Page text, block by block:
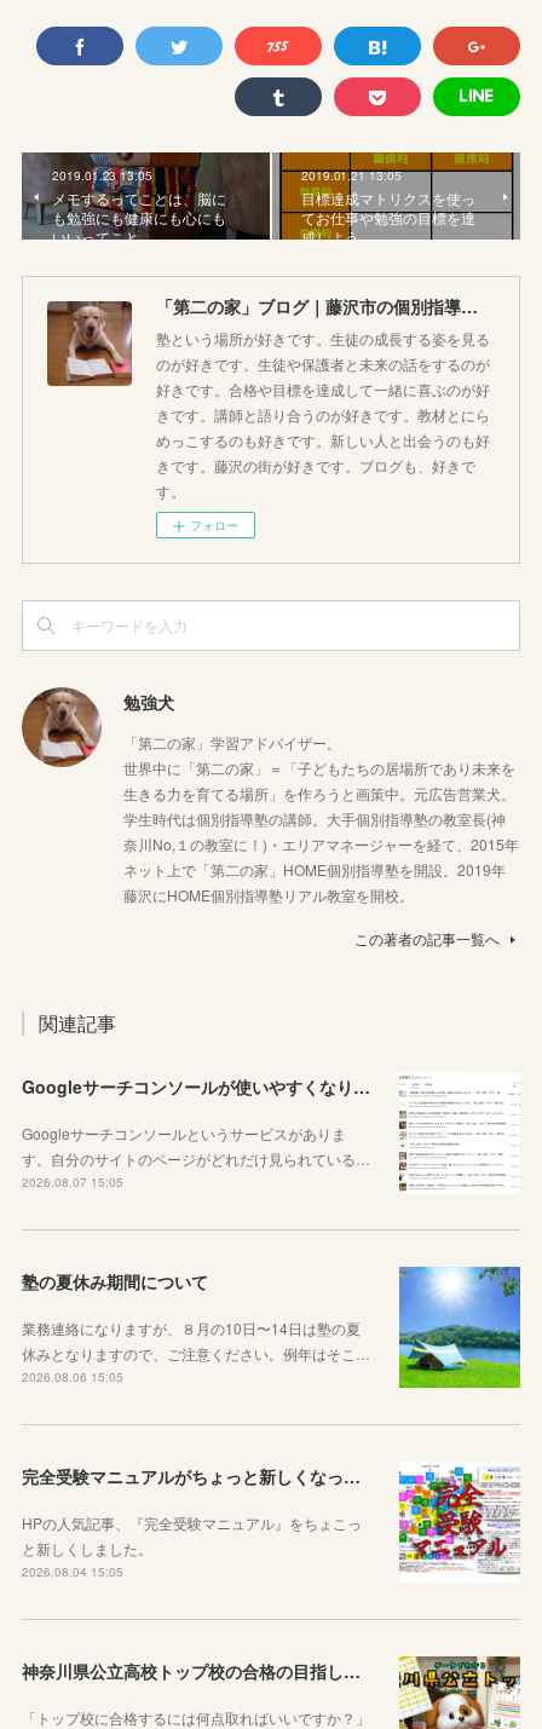
2019.01.23 13:05
メモするってことは、脳に
も勉強にも健康にも心にも
いいってこと
2019.01.21 13:05
目標達成マトリクスを使っ
てお仕事や勉強の目標を達
成しよう
「第二の家」ブログ｜藤沢市の個別指導塾のお話
塾という場所が好きです。生徒の成長する姿を見る
のが好きです。生徒や保護者と未来の話をするのが
好きです。合格や目標を達成して一緒に喜ぶのが好
きです。講師と語り合うのが好きです。教材とにら
めっこするのも好きです。新しい人と出会うのも好
きです。藤沢の街が好きです。ブログも、好きで
す。
フォロー
勉強犬
「第二の家」学習アドバイザー。
世界中に「第二の家」＝「子どもたちの居場所であり未来を
生きる力を育てる場所」を作ろうと画策中。元広告営業犬。
学生時代は個別指導塾の講師。大手個別指導塾の教室長(神
奈川No,１の教室に！)・エリアマネージャーを経て、2015年
ネット上で「第二の家」HOME個別指導塾を開設。2019年
藤沢にHOME個別指導塾リアル教室を開校。
この著者の記事一覧へ
関連記事
Googleサーチコンソールが使いやすくなりました！YouTubeも見れるように！
Googleサーチコンソールというサービスがありま
す。自分のサイトのページがどれだけ見られている…
2026.08.07 15:05
塾の夏休み期間について
業務連絡になりますが、８月の10日〜14日は塾の夏
休みとなりますので、ご注意ください。例年はそこ…
2026.08.06 15:05
完全受験マニュアルがちょっと新しくなったよ！
HPの人気記事、『完全受験マニュアル』をちょこっ
と新しくしました。
2026.08.04 15:05
神奈川県公立高校トップ校の合格の目指し方について動画をアップしました
「トップ校に合格するには何点取ればいいですか？」